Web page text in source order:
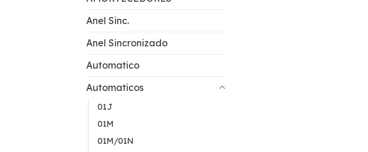
Anel Sinc.
Anel Sincronizado
Automatico
Automaticos
01J
01M
01M/01N